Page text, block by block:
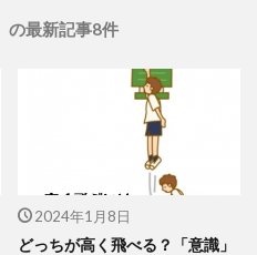
の最新記事8件
2024年1月8日
どっちが高く飛べる？「意識」